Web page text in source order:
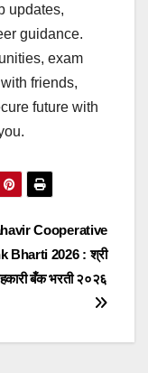
updates,
guidance.
exam
friends,
future with
Cooperative
Bharti 2026 : श्री
बँक भरती २०२६